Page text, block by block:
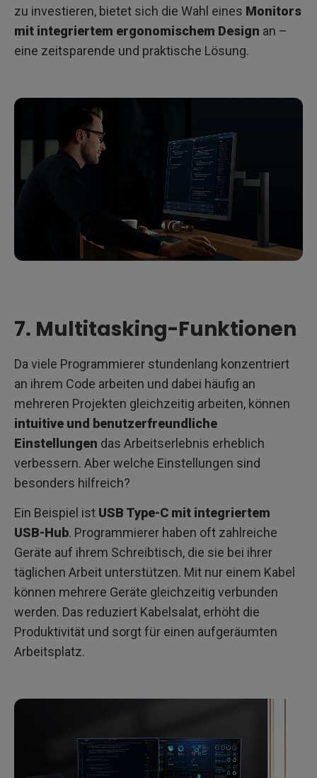
zu investieren, bietet sich die Wahl eines Monitors
mit integriertem ergonomischem Design an –
eine zeitsparende und praktische Lösung.
7. Multitasking-Funktionen
Da viele Programmierer stundenlang konzentriert
an ihrem Code arbeiten und dabei häufig an
mehreren Projekten gleichzeitig arbeiten, können
intuitive und benutzerfreundliche
Einstellungen das Arbeitserlebnis erheblich
verbessern. Aber welche Einstellungen sind
besonders hilfreich?
Ein Beispiel ist USB Type-C mit integriertem
USB-Hub. Programmierer haben oft zahlreiche
Geräte auf ihrem Schreibtisch, die sie bei ihrer
täglichen Arbeit unterstützen. Mit nur einem Kabel
können mehrere Geräte gleichzeitig verbunden
werden. Das reduziert Kabelsalat, erhöht die
Produktivität und sorgt für einen aufgeräumten
Arbeitsplatz.